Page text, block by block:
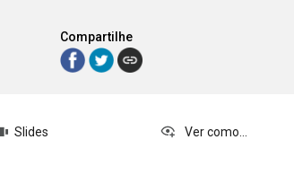
Compartilhe
Slides Ver como...